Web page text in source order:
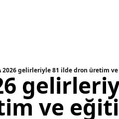
2026 gelirleriyle 81 ilde dron üretim
ve